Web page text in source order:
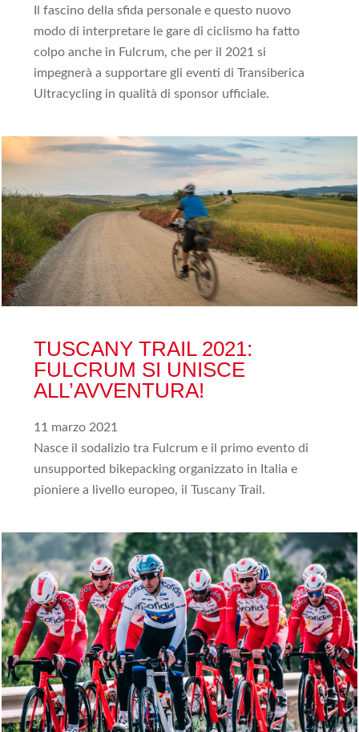
Il fascino della sfida personale e questo nuovo
modo di interpretare le gare di ciclismo ha fatto
colpo anche in Fulcrum, che per il 2021 si
impegnerà a supportare gli eventi di Transiberica
Ultracycling in qualità di sponsor ufficiale.
TUSCANY TRAIL 2021:
FULCRUM SI UNISCE
ALL’AVVENTURA!
11 marzo 2021
Nasce il sodalizio tra Fulcrum e il primo evento di
unsupported bikepacking organizzato in Italia e
pioniere a livello europeo, il Tuscany Trail.